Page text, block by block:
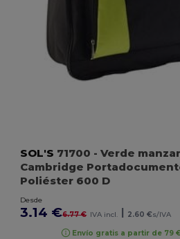
SOL'S 71700 - Verde
Cambridge
Poliéster 600 D
Desde
3.14 €6.77 € IVA incl. 2.60 €s/IVA
Envío gratis a partir de 79